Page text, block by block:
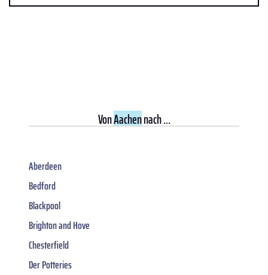
VonAachennach ...
Aberdeen
Bedford
Blackpool
Brighton and Hove
Chesterfield
Der Potteries